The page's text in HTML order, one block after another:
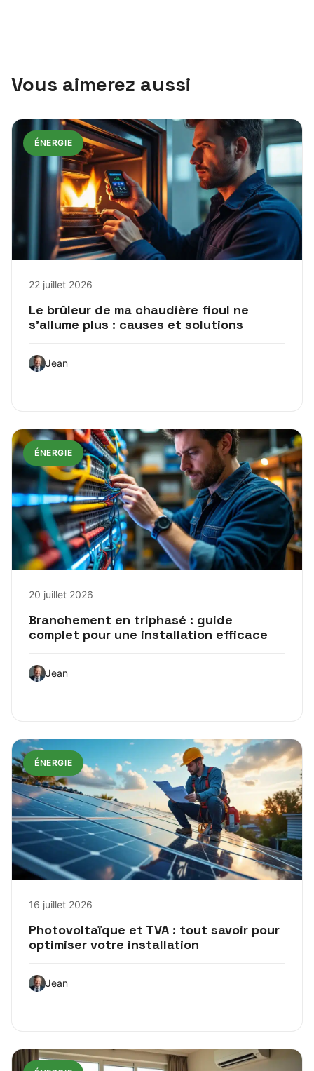
Vous aimerez aussi
ÉNERGIE
22 juillet 2026
Le brûleur de ma chaudière fioul ne
s’allume plus : causes et solutions
Jean
ÉNERGIE
20 juillet 2026
Branchement en triphasé : guide
complet pour une installation efficace
Jean
ÉNERGIE
16 juillet 2026
Photovoltaïque et TVA : tout savoir pour
optimiser votre installation
Jean